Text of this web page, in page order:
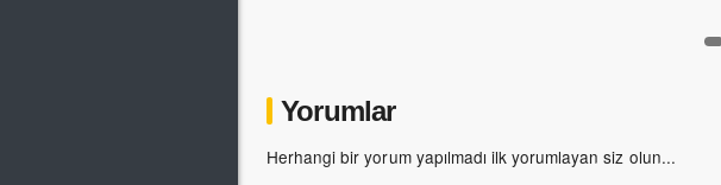
Yorumlar
Herhangi bir yorum yapılmadı ilk yorumlayan siz olun...